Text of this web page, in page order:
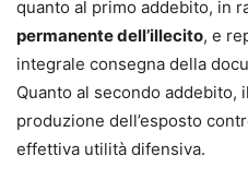
•procedimenti possessori;
•separazione, divorzio e
•arbitrato e trasferimento
arbitrale.
Punti di forza
quanto al primo addebito, in
permanente dell’illecito, e
integrale consegna della
Quanto al secondo addebito,
produzione dell’esposto
effettiva utilità difensiva.